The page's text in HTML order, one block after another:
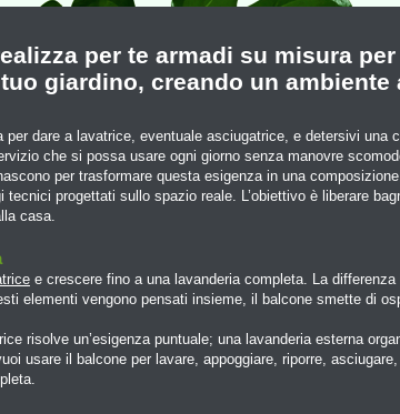
per te armadi su misura
giardino, creando un
per dare a lavatrice, eventuale asciugatrice, e detersivi
che si possa usare ogni giorno senza manovre
per trasformare questa esigenza in una
progettati sullo spazio reale. L’obiettivo è liberare
casa.
e crescere fino a una lavanderia completa. La
elementi vengono pensati insieme, il balcone smette di
risolve un’esigenza puntuale; una lavanderia esterna
usare il balcone per lavare, appoggiare, riporre,